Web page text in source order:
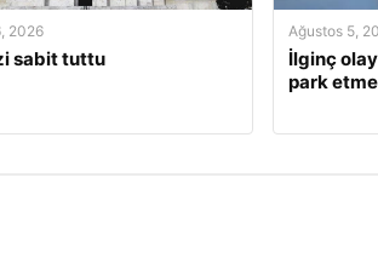
2026
sabit tuttu
Ağustos 5,
İlginç
park